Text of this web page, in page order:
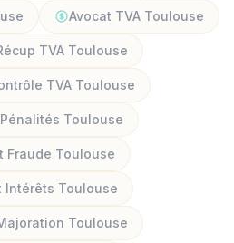
Avocat TVA Toulouse
TVA Toulouse
TVA Toulouse
Toulouse
Fraude Toulouse
Intérêts Toulouse
Toulouse